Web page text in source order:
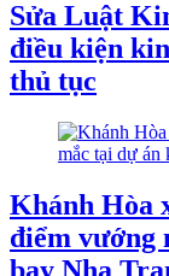
Sửa Luật
điều kiện
thủ tục
Khánh Hòa
điểm vướng